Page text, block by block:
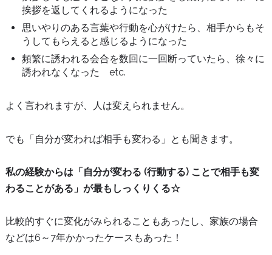
挨拶を返してくれるようになった
思いやりのある言葉や行動を心がけたら、相手からもそ
うしてもらえると感じるようになった
頻繁に誘われる会合を数回に一回断っていたら、徐々に
誘われなくなった etc.
よく言われますが、人は変えられません。
でも「自分が変われば相手も変わる」とも聞きます。
私の経験からは「自分が変わる (行動する) ことで相手も変
わることがある」が最もしっくりくる☆
比較的すぐに変化がみられることもあったし、家族の場合
などは6～7年かかったケースもあった！